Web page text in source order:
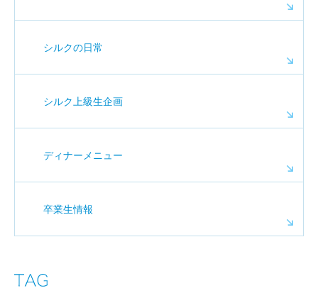
シルクの日常
シルク上級生企画
ディナーメニュー
卒業生情報